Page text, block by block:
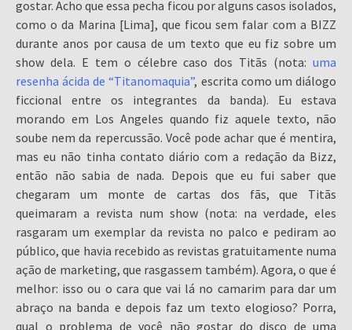
gostar. Acho que essa pecha ficou por alguns casos isolados,
como o da Marina [Lima], que ficou sem falar com a BIZZ
durante anos por causa de um texto que eu fiz sobre um
show dela. E tem o célebre caso dos Titãs (nota: uma
resenha ácida de “Titanomaquia”, escrita como um diálogo
ficcional entre os integrantes da banda). Eu estava
morando em Los Angeles quando fiz aquele texto, não
soube nem da repercussão. Você pode achar que é mentira,
mas eu não tinha contato diário com a redação da Bizz,
então não sabia de nada. Depois que eu fui saber que
chegaram um monte de cartas dos fãs, que Titãs
queimaram a revista num show (nota: na verdade, eles
rasgaram um exemplar da revista no palco e pediram ao
público, que havia recebido as revistas gratuitamente numa
ação de marketing, que rasgassem também). Agora, o que é
melhor: isso ou o cara que vai lá no camarim para dar um
abraço na banda e depois faz um texto elogioso? Porra,
qual o problema de você não gostar do disco de uma